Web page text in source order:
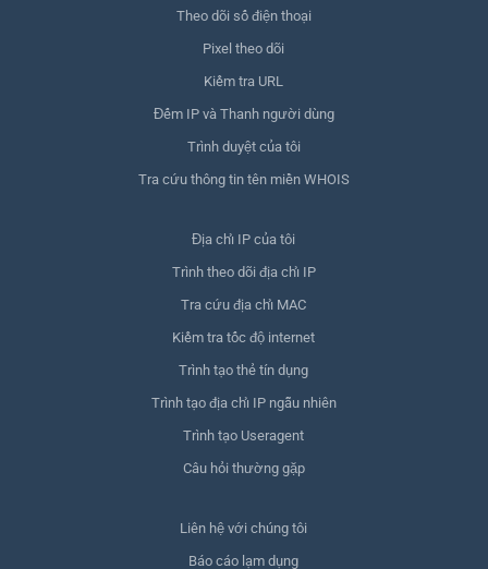
Theo dõi số điện thoại
Pixel theo dõi
Kiểm tra URL
Đếm IP và Thanh người dùng
Trình duyệt của tôi
Tra cứu thông tin tên miền WHOIS
Địa chỉ IP của tôi
Trình theo dõi địa chỉ IP
Tra cứu địa chỉ MAC
Kiểm tra tốc độ internet
Trình tạo thẻ tín dụng
Trình tạo địa chỉ IP ngẫu nhiên
Trình tạo Useragent
Câu hỏi thường gặp
Liên hệ với chúng tôi
Báo cáo lạm dụng